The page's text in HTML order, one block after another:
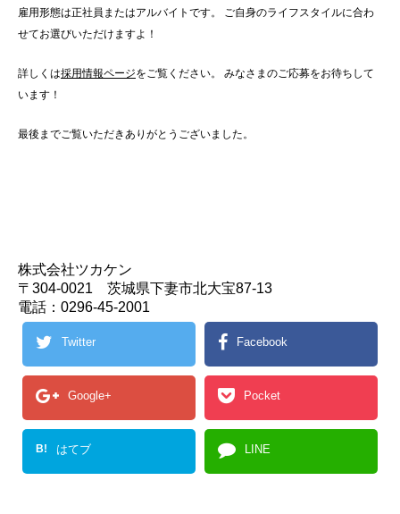
雇用形態は正社員またはアルバイトです。 ご自身のライフスタイルに合わ
せてお選びいただけますよ！
詳しくは採用情報ページをご覧ください。 みなさまのご応募をお待ちして
います！
最後までご覧いただきありがとうございました。
株式会社ツカケン
〒304-0021 茨城県下妻市北大宝87-13
電話：0296-45-2001
Twitter Facebook
Google+ Pocket
B! はてブ LINE